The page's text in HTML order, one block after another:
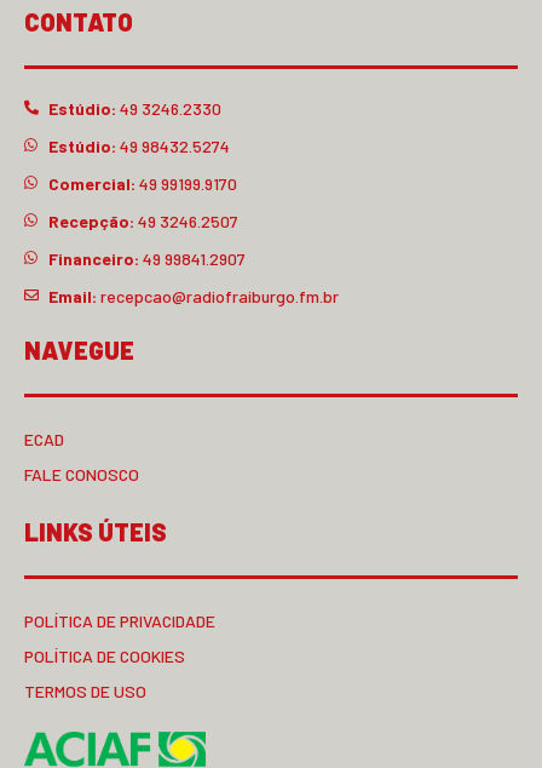
CONTATO
Estúdio: 49 3246.2330
Estúdio: 49 98432.5274
Comercial: 49 99199.9170
Recepção: 49 3246.2507
Financeiro: 49 99841.2907
Email: recepcao@radiofraiburgo.fm.br
NAVEGUE
ECAD
FALE CONOSCO
LINKS ÚTEIS
POLÍTICA DE PRIVACIDADE
POLÍTICA DE COOKIES
TERMOS DE USO